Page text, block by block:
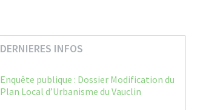
DERNIERES INFOS
Enquête publique : Dossier Modification du
Plan Local d’Urbanisme du Vauclin